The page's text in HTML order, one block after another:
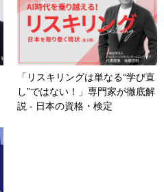
「リスキリングは単なる“学び直
し”ではない！」専門家が徹底解
説 - 日本の資格・検定